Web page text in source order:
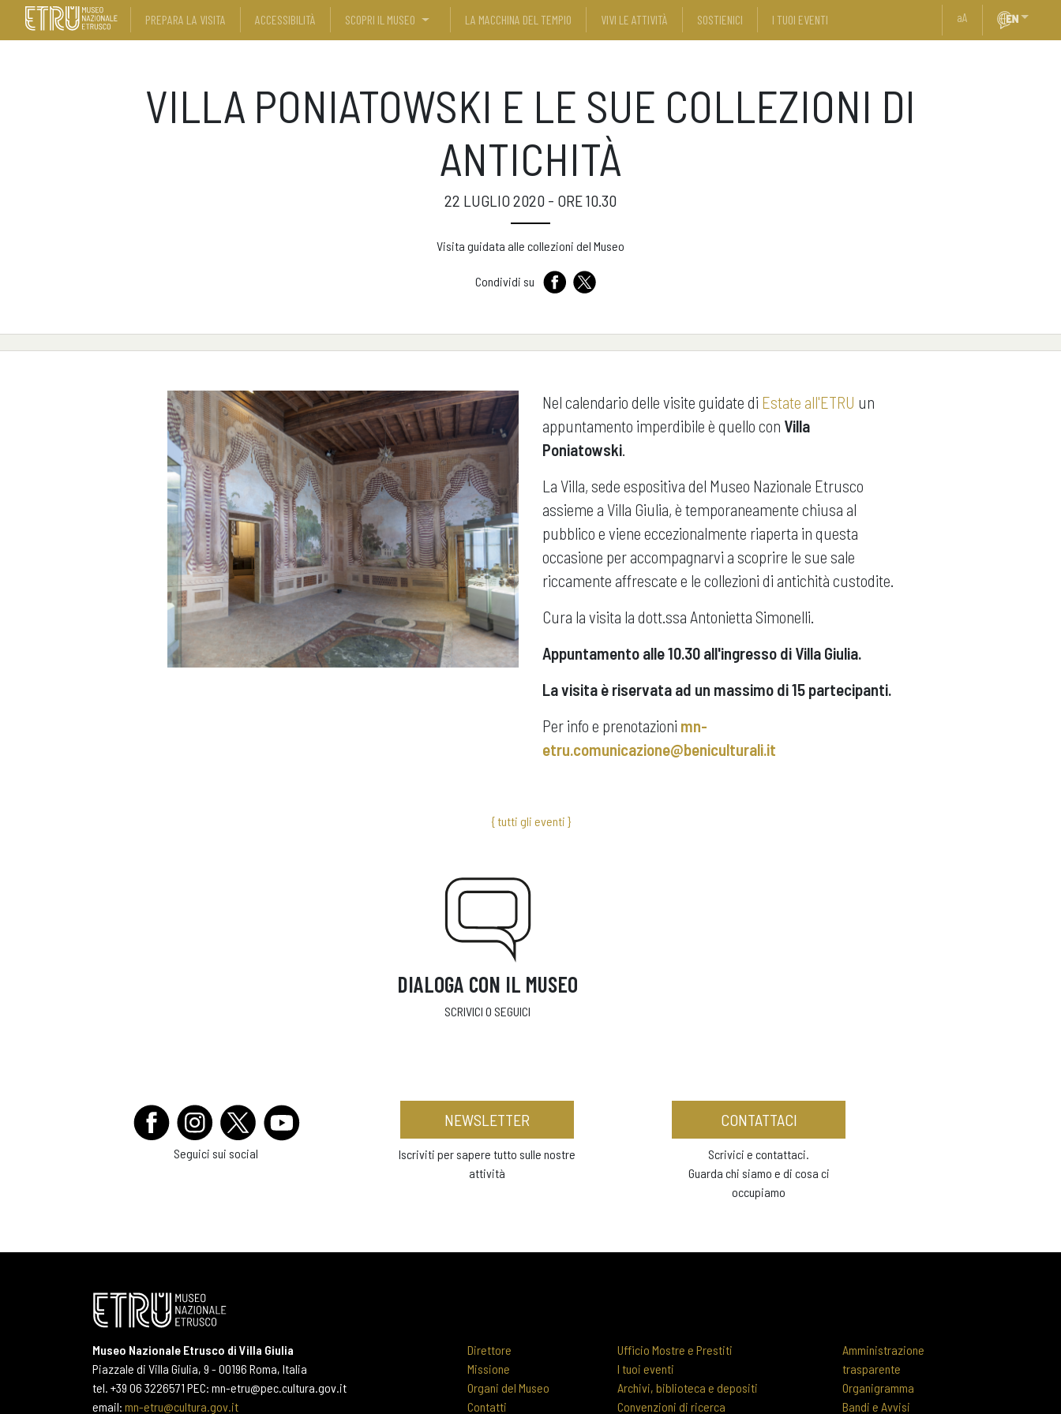
PREPARA LA VISITA ACCESSIBILITÀ SCOPRI IL MUSEO LA MACCHINA DEL TEMPIO VIVI LE ATTIVITÀ SOSTIENICI I TUOI EVENTI aA
VILLA PONIATOWSKI E LE SUE COLLEZIONI DI
ANTICHITÀ
22 LUGLIO 2020 - ORE 10.30
Visita guidata alle collezioni del Museo
Condividi su
Nel calendario delle visite guidate di Estate all'ETRU un
appuntamento imperdibile è quello con Villa
Poniatowski.
La Villa, sede espositiva del Museo Nazionale Etrusco
assieme a Villa Giulia, è temporaneamente chiusa al
pubblico e viene eccezionalmente riaperta in questa
occasione per accompagnarvi a scoprire le sue sale
riccamente affrescate e le collezioni di antichità custodite.
Cura la visita la dott.ssa Antonietta Simonelli.
Appuntamento alle 10.30 all'ingresso di Villa Giulia.
La visita è riservata ad un massimo di 15 partecipanti.
Per info e prenotazioni mn-
etru.comunicazione@beniculturali.it
{ tutti gli eventi }
DIALOGA CON IL MUSEO
SCRIVICI O SEGUICI
Seguici sui social
NEWSLETTER
Iscriviti per sapere tutto sulle nostre
attività
CONTATTACI
Scrivici e contattaci.
Guarda chi siamo e di cosa ci
occupiamo
Museo Nazionale Etrusco di Villa Giulia
Piazzale di Villa Giulia, 9 - 00196 Roma, Italia
tel. +39 06 3226571 PEC: mn-etru@pec.cultura.gov.it
email: mn-etru@cultura.gov.it
Direttore
Missione
Organi del Museo
Contatti
Ufficio Mostre e Prestiti
I tuoi eventi
Archivi, biblioteca e depositi
Convenzioni di ricerca
Amministrazione
trasparente
Organigramma
Bandi e Avvisi